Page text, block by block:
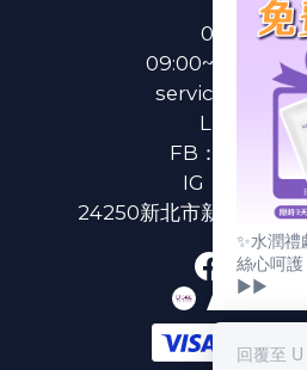
0800-233-
09:00~18:00(國
service@u-
LINE：
FB：
U CARE
IG：
24250新北市新莊區新北
✨水潤
絲心呵
▶▶
回覆至